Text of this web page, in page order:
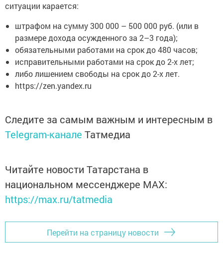
ситуации карается:
штрафом на сумму 300 000 – 500 000 руб. (или в
размере дохода осужденного за 2–3 года);
обязательными работами на срок до 480 часов;
исправительными работами на срок до 2-х лет;
либо лишением свободы на срок до 2-х лет.
https://zen.yandex.ru
Следите за самым важным и интересным в
Telegram-канале Татмедиа
Читайте новости Татарстана в
национальном мессенджере MАХ:
https://max.ru/tatmedia
Перейти на страницу новости